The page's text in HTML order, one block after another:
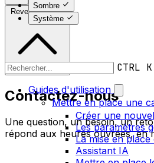
Sombre
Système
CTRL K
Guides d'utilisation
Mettre en place une
Créer une
Les paramètres
La mise en place
Assistant IA
Revenir en haut
Contactez-nous
Une question, un besoin, un
répond aux heures ouvrées, en